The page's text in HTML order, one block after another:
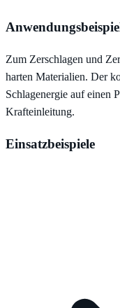
Zum Zerschlagen und
harten Materialien. Der
Schlagenergie auf einen
Krafteinleitung.
Einsatzbeispiele